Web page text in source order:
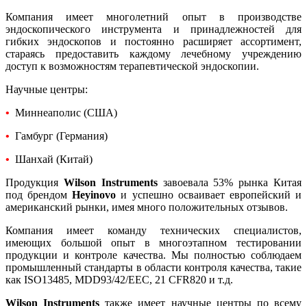
Компания имеет многолетний опыт в производстве
эндоскопического инструмента и принадлежностей для
гибких эндоскопов и постоянно расширяет ассортимент,
стараясь предоставить каждому лечебному учреждению
доступ к возможностям терапевтической эндоскопии.
Научные центры:
• Миннеаполис (США)
• Гамбург (Германия)
• Шанхай (Китай)
Продукция Wilson Instrumentsзавоевала 53% рынка Китая
под брендомHeyinovo и успешно осваивает европейский и
американский рынки, имея много положительных отзывов.
Компания имеет команду технических специалистов,
имеющих большой опыт в многоэтапном тестировании
продукции и контроле качества. Мы полностью соблюдаем
промышленный стандарты в области контроля качества, такие
как ISO13485, MDD93/42/EEC, 21 CFR820 и т.д.
Wilson Instruments также имеет научные центры по всему